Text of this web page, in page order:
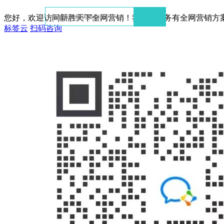
您好，欢迎访问新胜天下全网营销！我们的服务有全网营销
标签云 扫码咨询